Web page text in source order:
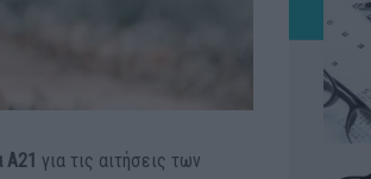
Α21 για τις αιτήσεις των